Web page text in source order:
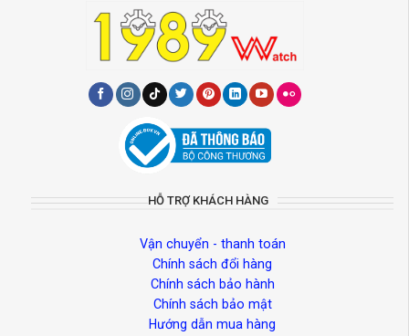
HỖ TRỢ KHÁCH HÀNG
Vận chuyển - thanh toán
Chính sách đổi hàng
Chính sách bảo hành
Chính sách bảo mật
Hướng dẫn mua hàng